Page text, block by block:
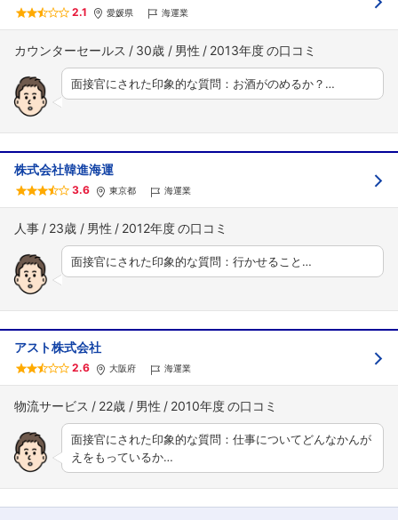
2.1 愛媛県 海運業
カウンターセールス 30歳 男性 2013年度
面接官にされた印象的な質問：お酒がのめるか？…
株式会社韓進海運
3.6 東京都 海運業
人事 23歳 男性 2012年度
面接官にされた印象的な質問：行かせること…
アスト株式会社
2.6 大阪府 海運業
物流サービス 22歳 男性 2010年度
面接官にされた印象的な質問：仕事についてどんなかんが
えをもっているか…